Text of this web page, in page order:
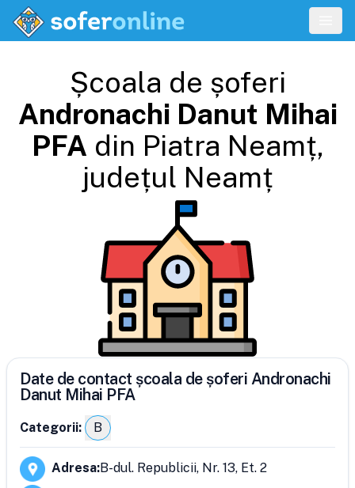
Școala de șoferi
Andronachi Danut Mihai
PFA din Piatra Neamț,
județul Neamț
Date de contact școala de șoferi Andronachi
Danut Mihai PFA
Categorii: B
Adresa:B-dul. Republicii, Nr. 13, Et. 2